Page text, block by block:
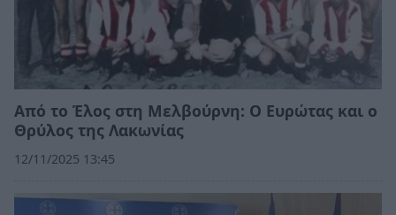
Από το Έλος στη Μελβούρνη: Ο Ευρώτας και ο
Θρύλος της Λακωνίας
12/11/2025 13:45